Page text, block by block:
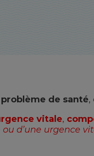
problème de santé,
vitale,
ou d’une urgence